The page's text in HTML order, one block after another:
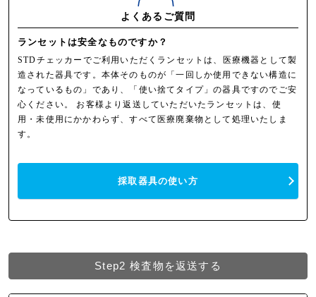
よくあるご質問
ランセットは安全なものですか？
STDチェッカーでご利用いただくランセットは、医療機器として製
造された器具です。本体そのものが「一回しか使用できない構造に
なっているもの」であり、「使い捨てタイプ」の器具ですのでご安
心ください。 お客様より返送していただいたランセットは、使
用・未使用にかかわらず、すべて医療廃棄物として処理いたしま
す。
採取器具の使い方
Step2 検査物を返送する